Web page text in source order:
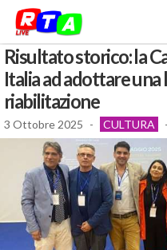
Risultato storico: la
Italia ad adottare una
riabilitazione
3 Ottobre 2025 - CULTURA -